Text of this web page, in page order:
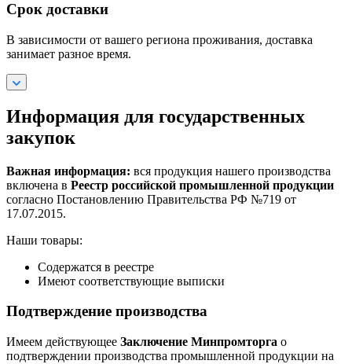
Срок доставки
В зависимости от вашего региона проживания, доставка
занимает разное время.
Информация для государственных
закупок
Важная информация: вся продукция нашего производства
включена в Реестр российской промышленной продукции
согласно Постановлению Правительства РФ №719 от
17.07.2015.
Наши товары:
Содержатся в реестре
Имеют соответствующие выписки
Подтверждение производства
Имеем действующее Заключение Минпромторга о
подтверждении производства промышленной продукции на